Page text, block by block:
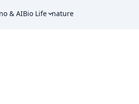
& AIBio Life nature